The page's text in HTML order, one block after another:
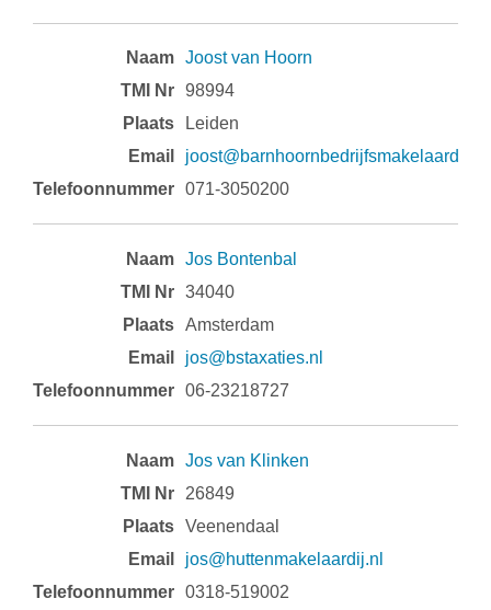
Joost van Hoorn
98994
Leiden
joost@barnhoornbedrijfsmakelaardij.nl
071-3050200
Jos Bontenbal
34040
Amsterdam
jos@bstaxaties.nl
06-23218727
Jos van Klinken
26849
Veenendaal
jos@huttenmakelaardij.nl
0318-519002